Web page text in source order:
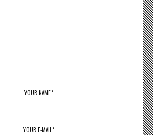
YOUR NAME*
YOUR E-MAIL*